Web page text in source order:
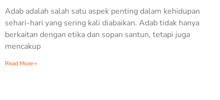
Adab adalah salah satu aspek penting dalam kehidupan
sehari-hari yang sering kali diabaikan. Adab tidak hanya
berkaitan dengan etika dan sopan santun, tetapi juga
mencakup
Read More »